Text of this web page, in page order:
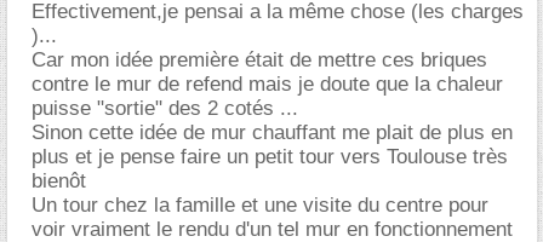
Effectivement,je pensai a la même chose (les charges
)...
Car mon idée première était de mettre ces briques
contre le mur de refend mais je doute que la chaleur
puisse "sortie" des 2 cotés ...
Sinon cette idée de mur chauffant me plait de plus en
plus et je pense faire un petit tour vers Toulouse très
bienôt
Un tour chez la famille et une visite du centre pour
voir vraiment le rendu d'un tel mur en fonctionnement